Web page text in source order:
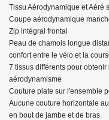
Tissu Aérodynamique et Aéré
Coupe aérodynamique
Zip intégral frontal
Peau de chamois longue
confort entre le vélo et la
7 tissus différents pour
aérodynamisme
Couture plate sur l'ensemble
Aucune couture horizontale
en bout de jambe et de bras